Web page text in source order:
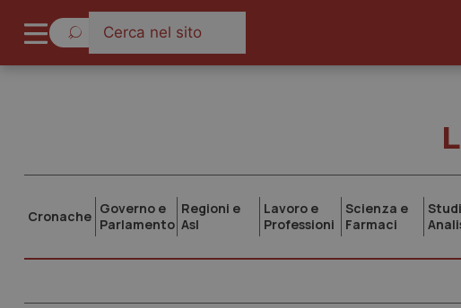
Cronache Governo e
Parlamento
Regioni e
Asl
Lavoro e
Professioni
Scienza e
Farmaci